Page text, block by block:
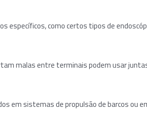
específicos, como certos tipos de
malas entre terminais podem usar
em sistemas de propulsão de barcos ou